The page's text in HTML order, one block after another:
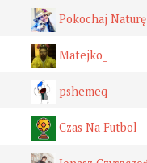
Pokochaj Naturę
Matejko_
pshemeq
Czas Na Futbol